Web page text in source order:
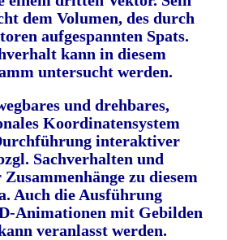
dem Volumen, des durch
aufgespannten Spats.
kann in diesem
untersucht werden.
und drehbares,
Koordinatensystem
interaktiver
Sachverhalten und
zu diesem
Auch die Ausführung
Animationen mit Gebilden
veranlasst werden.